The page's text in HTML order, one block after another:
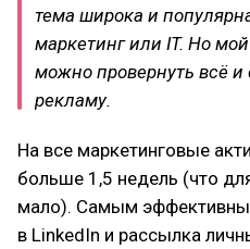
тема широка и
маркетинг или IT. Но
можно провернуть всё
рекламу.
На все маркетинговые
больше 1,5 недель (что
мало). Самым
в LinkedIn и рассылка